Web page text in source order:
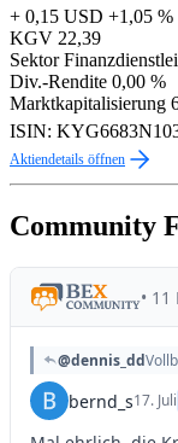
+ 0,15 USD +1,05 %
KGV 22,39
Sektor
Div.-Rendite 0,00 %
Marktkapitalisierung
ISIN:
Aktiendetails öffnen
Community